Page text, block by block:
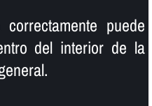
puede
del interior de la